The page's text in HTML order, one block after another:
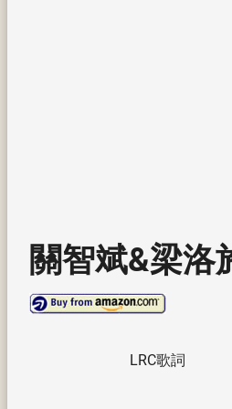
關智斌&梁洛
LRC歌詞